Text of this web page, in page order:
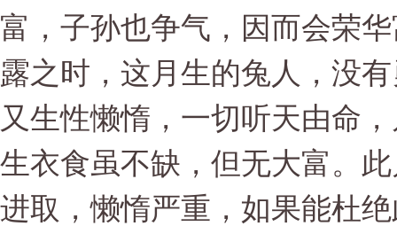
富，子孙也争气，因而会荣
露之时，这月生的兔人，没
又生性懒惰，一切听天由命
生衣食虽不缺，但无大富。
进取，懒惰严重，如果能杜